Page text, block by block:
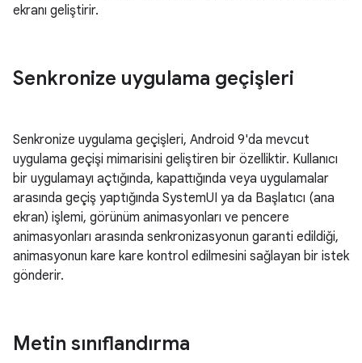
ekranı geliştirir.
Senkronize uygulama geçişleri
Senkronize uygulama geçişleri, Android 9'da mevcut
uygulama geçişi mimarisini geliştiren bir özelliktir. Kullanıcı
bir uygulamayı açtığında, kapattığında veya uygulamalar
arasında geçiş yaptığında SystemUI ya da Başlatıcı (ana
ekran) işlemi, görünüm animasyonları ve pencere
animasyonları arasında senkronizasyonun garanti edildiği,
animasyonun kare kare kontrol edilmesini sağlayan bir istek
gönderir.
Metin sınıflandırma